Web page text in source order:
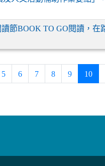
節BOOK TO GO閱讀，在
5 6 7 8 9 10